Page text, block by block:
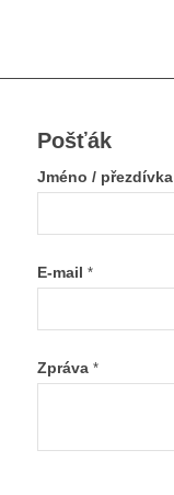
Pošťák
Jméno / přezdívka
E-mail *
Zpráva *